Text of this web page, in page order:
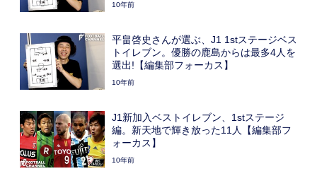
10年前
平畠啓史さんが選ぶ、J1 1stステージベス
トイレブン。優勝の鹿島からは最多4人を
選出!【編集部フォーカス】
10年前
J1新加入ベストイレブン、1stステージ
編。新天地で輝き放った11人【編集部フ
ォーカス】
10年前